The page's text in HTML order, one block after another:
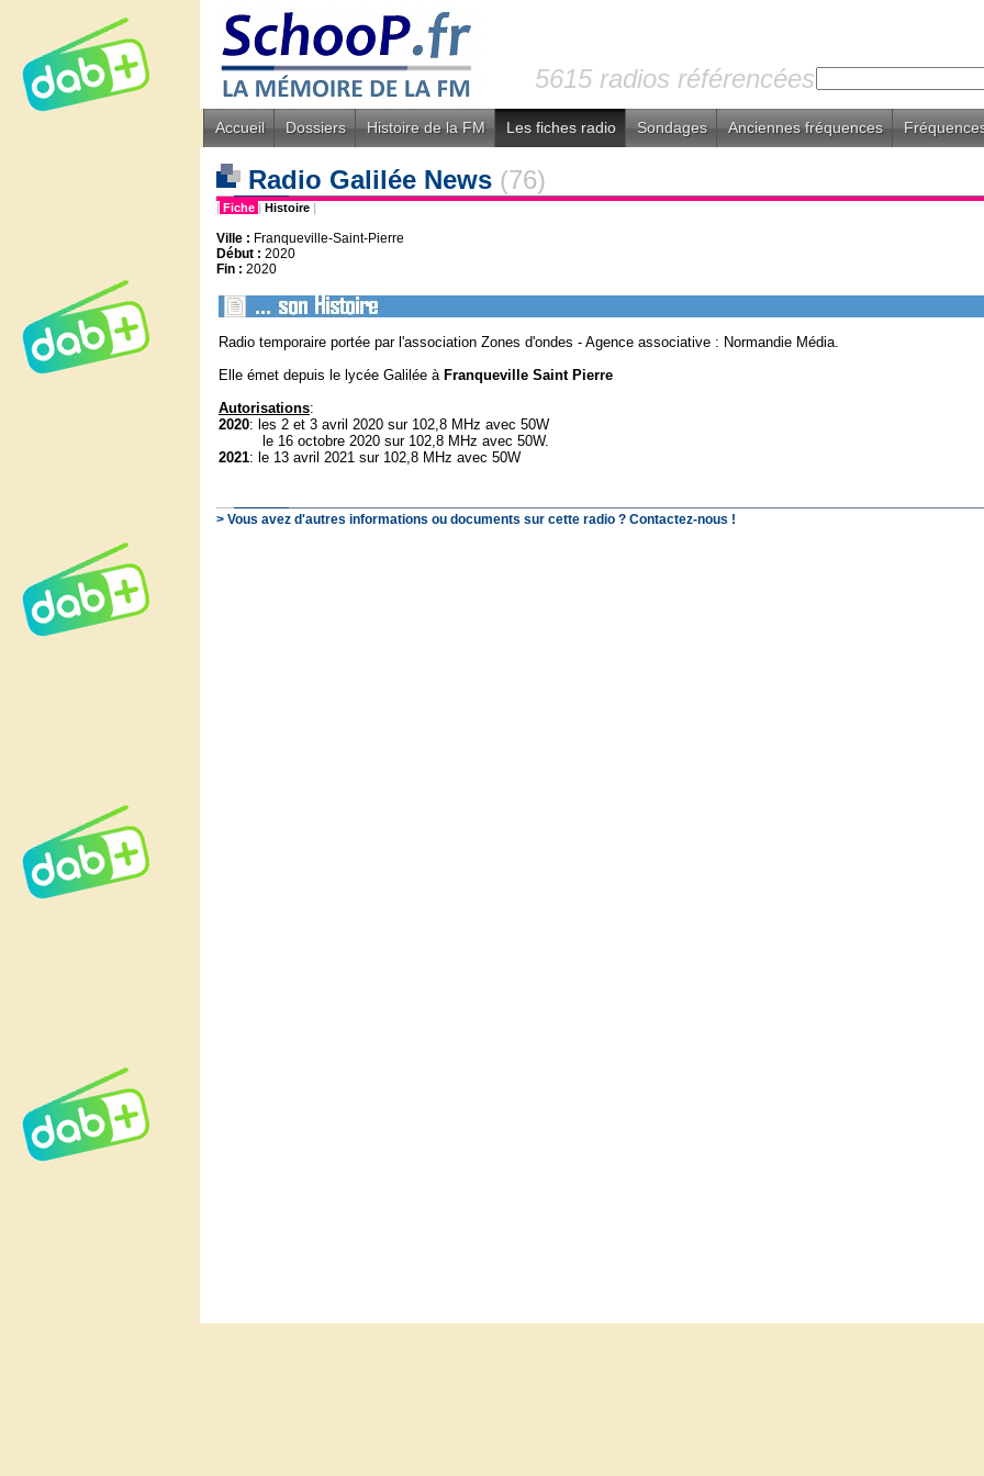
5615 radios référencées
Accueil Dossiers Histoire de la FM Les fiches radio Sondages Anciennes fréquences
Radio Galilée News (76)
| Fiche | Histoire |
Ville : Franqueville-Saint-Pierre
Début : 2020
Fin : 2020
Radio temporaire portée par l'association Zones d'ondes - Agence associative : Normandie Média.
Elle émet depuis le lycée Galilée à Franqueville Saint Pierre
Autorisations:
2020: les 2 et 3 avril 2020 sur 102,8 MHz avec 50W
le 16 octobre 2020 sur 102,8 MHz avec 50W.
2021: le 13 avril 2021 sur 102,8 MHz avec 50W
> Vous avez d'autres informations ou documents sur cette radio ? Contactez-nous !